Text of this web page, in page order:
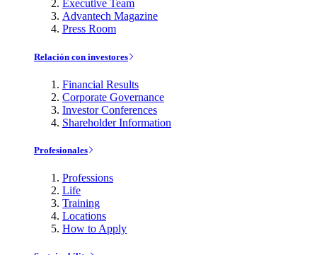
Executive Team
Advantech Magazine
Press Room
Relación con investores
Financial Results
Corporate Governance
Investor Conferences
Shareholder Information
Profesionales
Professions
Life
Training
Locations
How to Apply